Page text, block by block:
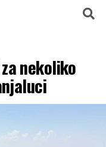
za nekoliko